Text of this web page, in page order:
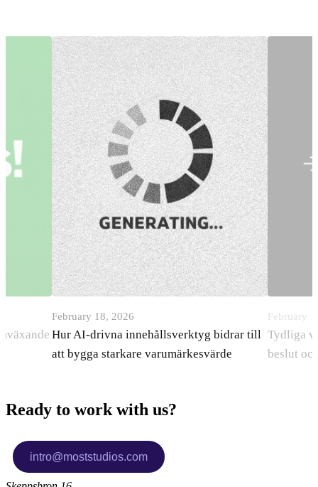
February 18, 2026
Hur AI-drivna innehållsverktyg bidrar till
att bygga starkare varumärkesvärde
February
Tydliga
beslut
Ready to work with us?